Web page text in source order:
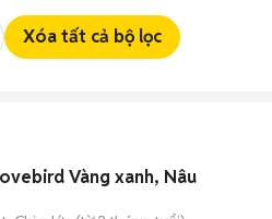
Xóa tất cả bộ lọc
Vàng xanh, Nâu